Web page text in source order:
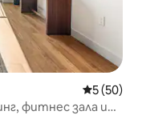
Средна
5 (50)
фитнес зала и